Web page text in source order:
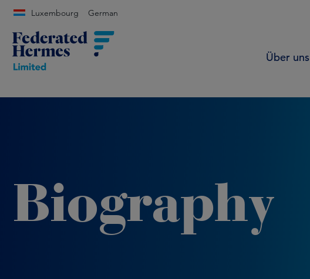
Luxembourg German
Über uns
Biography